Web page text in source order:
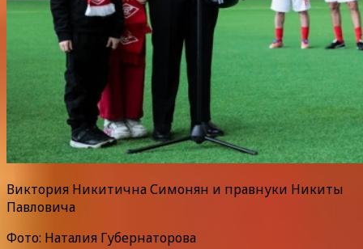
Виктория Никитична Симонян и правнуки Никиты
Павловича
Фото: Наталия Губернаторова